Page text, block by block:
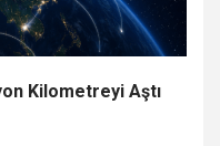
Kilometreyi Aştı